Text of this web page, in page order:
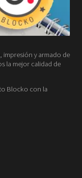
impresión y armado de
la mejor calidad de
Blocko con la